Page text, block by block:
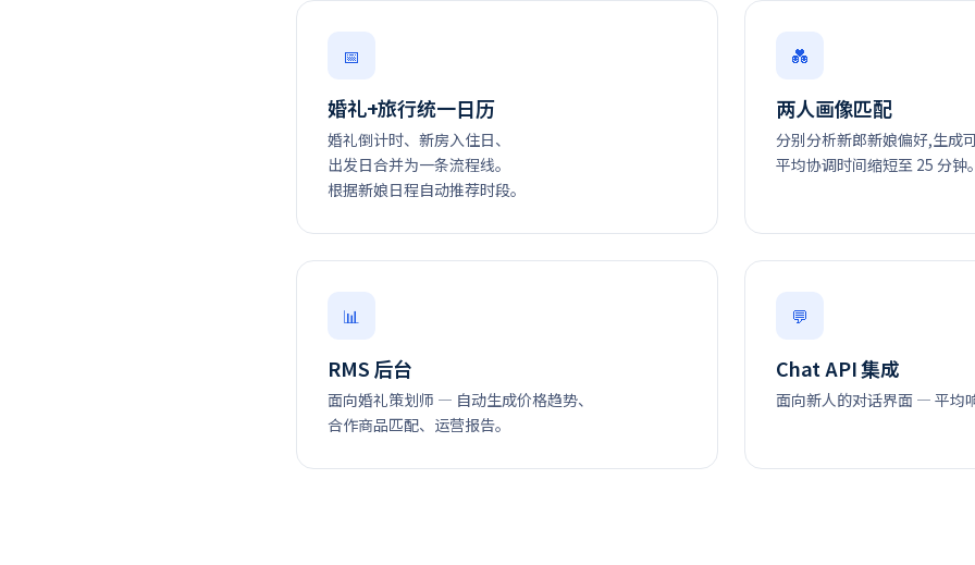
📅
婚礼+旅行统一日历
婚礼倒计时、新房入住日、
出发日合并为一条流程线。
根据新娘日程自动推荐时段。
💑
两人画像匹配
分别分析新郎新娘偏好,生成
平均协调时间缩短至 25 分钟。
📊
RMS 后台
面向婚礼策划师 — 自动生成价格趋势、
合作商品匹配、运营报告。
💬
Chat API 集成
面向新人的对话界面 — 平均